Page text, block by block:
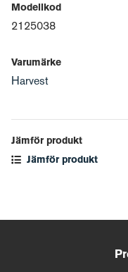
Modellkod
2125038
Varumärke
Harvest
Jämför produkt
Jämför produkt